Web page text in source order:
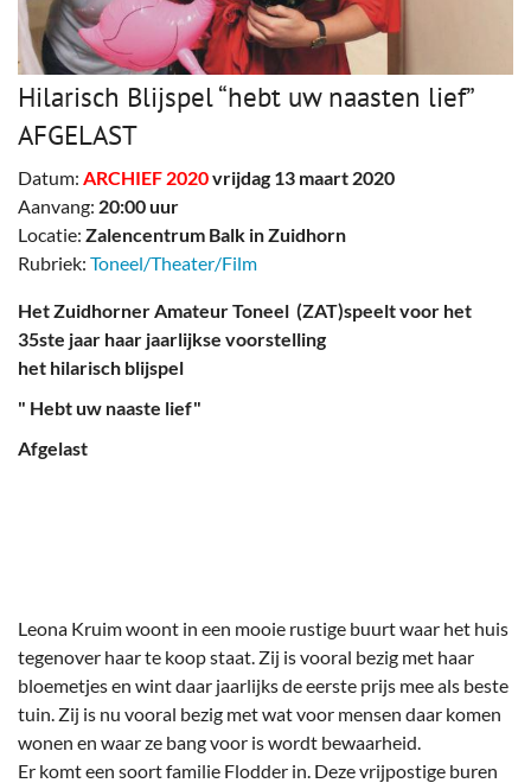
Hilarisch Blijspel “hebt uw naasten lief”
AFGELAST
Datum: ARCHIEF 2020vrijdag 13 maart 2020
Aanvang: 20:00 uur
Locatie: Zalencentrum Balk in Zuidhorn
Rubriek: Toneel/Theater/Film
Het Zuidhorner Amateur Toneel (ZAT)speelt voor het
35ste jaar haar jaarlijkse voorstelling
het hilarisch blijspel
" Hebt uw naaste lief"
Afgelast
Leona Kruim woont in een mooie rustige buurt waar het huis
tegenover haar te koop staat. Zij is vooral bezig met haar
bloemetjes en wint daar jaarlijks de eerste prijs mee als beste
tuin. Zij is nu vooral bezig met wat voor mensen daar komen
wonen en waar ze bang voor is wordt bewaarheid.
Er komt een soort familie Flodder in. Deze vrijpostige buren